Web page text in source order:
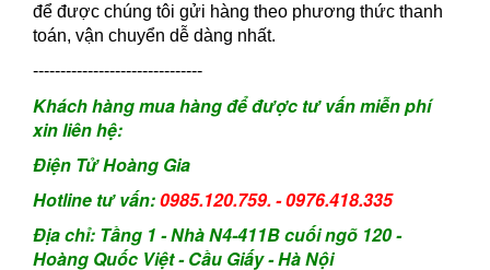
để được chúng tôi gửi hàng theo phương thức thanh
toán, vận chuyển dễ dàng nhất.
-------------------------------
Khách hàng mua hàng để được tư vấn miễn phí
xin liên hệ:
Điện Tử Hoàng Gia
Hotline tư vấn:0985.120.759. - 0976.418.335
Địa chỉ: Tầng 1 - Nhà N4-411B cuối ngõ 120 -
Hoàng Quốc Việt - Cầu Giấy - Hà Nội